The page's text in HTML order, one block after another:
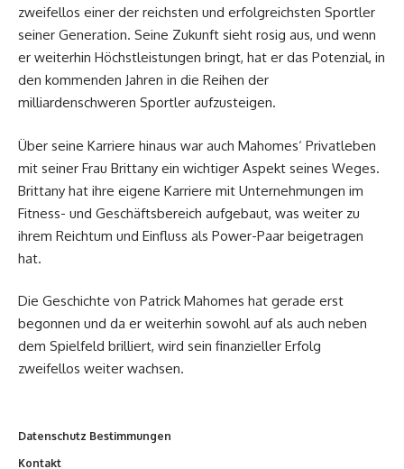
zweifellos einer der reichsten und erfolgreichsten Sportler
seiner Generation. Seine Zukunft sieht rosig aus, und wenn
er weiterhin Höchstleistungen bringt, hat er das Potenzial, in
den kommenden Jahren in die Reihen der
milliardenschweren Sportler aufzusteigen.
Über seine Karriere hinaus war auch Mahomes‘ Privatleben
mit seiner Frau Brittany ein wichtiger Aspekt seines Weges.
Brittany hat ihre eigene Karriere mit Unternehmungen im
Fitness- und Geschäftsbereich aufgebaut, was weiter zu
ihrem Reichtum und Einfluss als Power-Paar beigetragen
hat.
Die Geschichte von Patrick Mahomes hat gerade erst
begonnen und da er weiterhin sowohl auf als auch neben
dem Spielfeld brilliert, wird sein finanzieller Erfolg
zweifellos weiter wachsen.
Datenschutz Bestimmungen
Kontakt